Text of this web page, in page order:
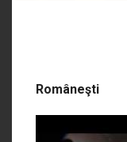
Româneşti